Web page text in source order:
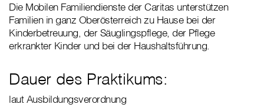
Die Mobilen Familiendienste der Caritas unterstützen
Familien in ganz Oberösterreich zu Hause bei der
Kinderbetreuung, der Säuglingspflege, der Pflege
erkrankter Kinder und bei der Haushaltsführung.
Dauer des Praktikums:
laut Ausbildungsverordnung